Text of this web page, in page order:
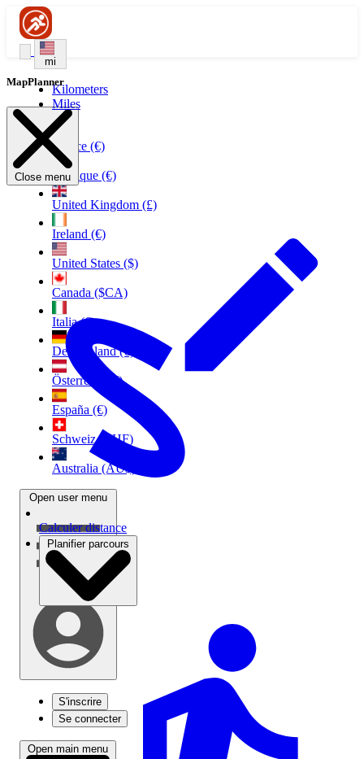
mi
Kilometers
Miles
France (€)
Belgique (€)
United Kingdom (£)
Ireland (€)
United States ($)
Canada ($CA)
Italia (€)
Deutschland (€)
Österreich (€)
España (€)
Schweiz (CHF)
Australia (AU$)
Open user menu
S'inscrire
Se connecter
Open main menu
MapPlanner
Close menu
Calculer distance
Planifier parcours